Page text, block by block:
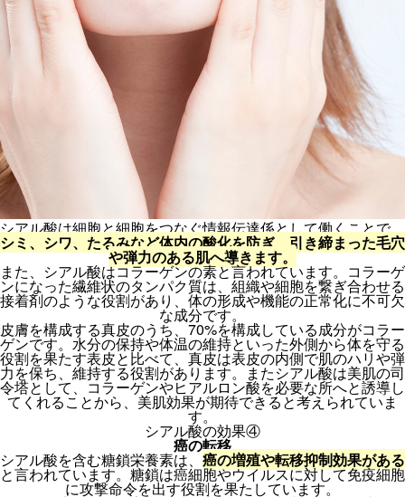
シアル酸は細胞と細胞をつなぐ情報伝達係として働くことで、
シミ、シワ、たるみなど体内の酸化を防ぎ、引き締まった毛穴
や弾力のある肌へ導きます。
また、シアル酸はコラーゲンの素と言われています。コラーゲ
ンになった繊維状のタンパク質は、組織や細胞を繋ぎ合わせる
接着剤のような役割があり、体の形成や機能の正常化に不可欠
な成分です。
皮膚を構成する真皮のうち、70%を構成している成分がコラー
ゲンです。水分の保持や体温の維持といった外側から体を守る
役割を果たす表皮と比べて、真皮は表皮の内側で肌のハリや弾
力を保ち、維持する役割があります。またシアル酸は美肌の司
令塔として、コラーゲンやヒアルロン酸を必要な所へと誘導し
てくれることから、美肌効果が期待できると考えられていま
す。
シアル酸の効果④
癌の転移
シアル酸を含む糖鎖栄養素は、癌の増殖や転移抑制効果がある
と言われています。糖鎖は癌細胞やウイルスに対して免疫細胞
に攻撃命令を出す役割を果たしています。